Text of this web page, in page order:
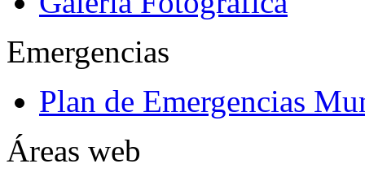
Emergencias
Plan de Emergencias
Áreas web